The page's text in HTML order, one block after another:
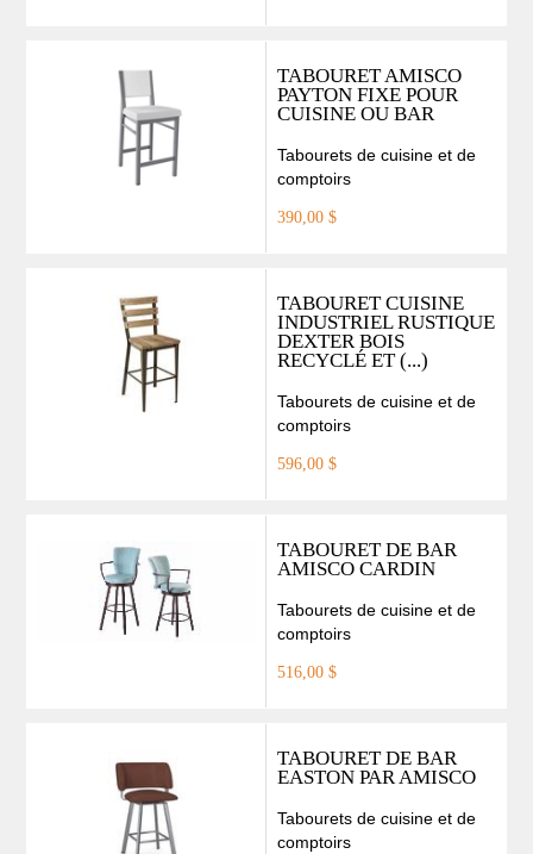
TABOURET AMISCO
PAYTON FIXE POUR
CUISINE OU BAR
Tabourets de cuisine et de
comptoirs
390,00 $
TABOURET CUISINE
INDUSTRIEL RUSTIQUE
DEXTER BOIS
RECYCLÉ ET (...)
Tabourets de cuisine et de
comptoirs
596,00 $
TABOURET DE BAR
AMISCO CARDIN
Tabourets de cuisine et de
comptoirs
516,00 $
TABOURET DE BAR
EASTON PAR AMISCO
Tabourets de cuisine et de
comptoirs